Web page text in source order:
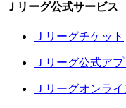
Ｊリーグ公式サービス
Ｊリーグチケット
Ｊリーグ公式アプ
Ｊリーグオンラ